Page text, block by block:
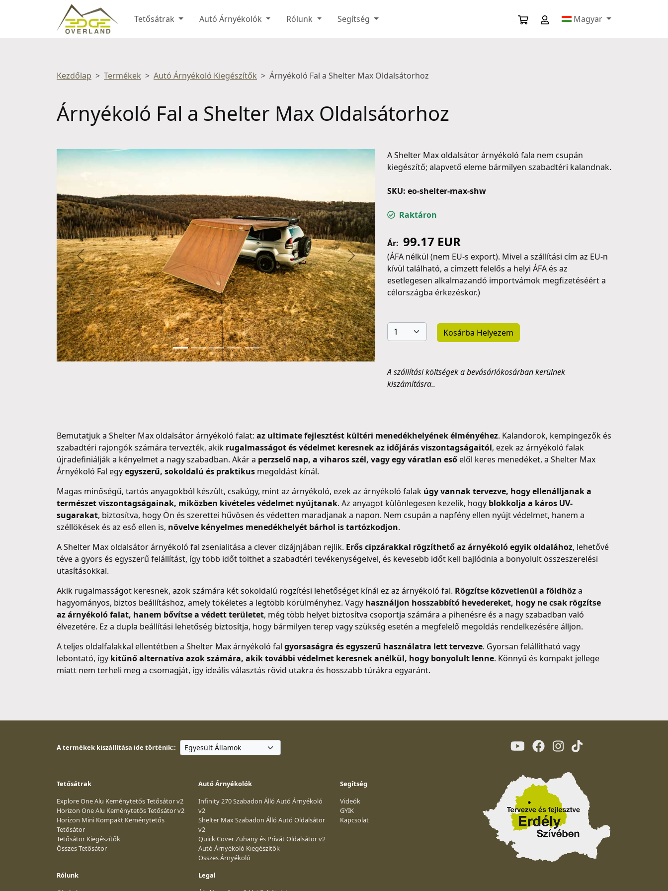
Tetősátrak Autó Árnyékolók Rólunk Segítség Magyar
Kezdőlap Termékek Autó Árnyékoló Kiegészítők Árnyékoló Fal a Shelter Max Oldalsátorhoz
Árnyékoló Fal a Shelter Max Oldalsátorhoz
Előző Következő
A Shelter Max oldalsátor árnyékoló fala nem csupán
kiegészítő; alapvető eleme bármilyen szabadtéri kalandnak.
SKU: eo-shelter-max-shw
Raktáron
Ár: 99.17 EUR
(ÁFA nélkül (nem EU-s export). Mivel a szállítási cím az EU-n
kívül található, a címzett felelős a helyi ÁFA és az
esetlegesen alkalmazandó importvámok megfizetéséért a
célországba érkezéskor.)
Kosárba Helyezem
A szállítási költségek a bevásárlókosárban kerülnek
kiszámításra..
Bemutatjuk a Shelter Max oldalsátor árnyékoló falat: az ultimate fejlesztést kültéri menedékhelyének élményéhez. Kalandorok, kempingezők és
szabadtéri rajongók számára tervezték, akik rugalmasságot és védelmet keresnek az időjárás viszontagságaitól, ezek az árnyékoló falak
újradefiniálják a kényelmet a nagy szabadban. Akár a perzselő nap, a viharos szél, vagy egy váratlan esőelől keres menedéket, a Shelter Max
Árnyékoló Fal egyegyszerű, sokoldalú és praktikus megoldást kínál.
Magas minőségű, tartós anyagokból készült, csakúgy, mint az árnyékoló, ezek az árnyékoló falak úgy vannak tervezve, hogy ellenálljanak a
természet viszontagságainak, miközben kivételes védelmet nyújtanak. Az anyagot különlegesen kezelik, hogy blokkolja a káros UV-
sugarakat, biztosítva, hogy Ön és szerettei hűvösen és védetten maradjanak a napon. Nem csupán a napfény ellen nyújt védelmet, hanem a
széllökések és az eső ellen is, növelve kényelmes menedékhelyét bárhol is tartózkodjon.
A Shelter Max oldalsátor árnyékoló fal zsenialitása a clever dizájnjában rejlik. Erős cipzárakkal rögzíthető az árnyékoló egyik oldalához, lehetővé
téve a gyors és egyszerű felállítást, így több időt tölthet a szabadtéri tevékenységeivel, és kevesebb időt kell bajlódnia a bonyolult összeszerelési
utasításokkal.
Akik rugalmasságot keresnek, azok számára két sokoldalú rögzítési lehetőséget kínál ez az árnyékoló fal. Rögzítse közvetlenül a földhöza
hagyományos, biztos beállításhoz, amely tökéletes a legtöbb körülményhez. Vagy használjon hosszabbító hevedereket, hogy ne csak rögzítse
az árnyékoló falat, hanem bővítse a védett területet, még több helyet biztosítva csoportja számára a pihenésre és a nagy szabadban való
élvezetére. Ez a dupla beállítási lehetőség biztosítja, hogy bármilyen terep vagy szükség esetén a megfelelő megoldás rendelkezésére álljon.
A teljes oldalfalakkal ellentétben a Shelter Max árnyékoló fal gyorsaságra és egyszerű használatra lett tervezve. Gyorsan felállítható vagy
lebontató, így kitűnő alternatíva azok számára, akik további védelmet keresnek anélkül, hogy bonyolult lenne. Könnyű és kompakt jellege
miatt nem terheli meg a csomagját, így ideális választás rövid utakra és hosszabb túrákra egyaránt.
A termékek kiszállítása ide történik::
Tetősátrak
Explore One Alu Keménytetős Tetősátor v2
Horizon One Alu Keménytetős Tetősátor v2
Horizon Mini Kompakt Keménytetős
Tetősátor
Tetősátor Kiegészítők
Összes Tetősátor
Autó Árnyékolók
Infinity 270 Szabadon Álló Autó Árnyékoló
v2
Shelter Max Szabadon Álló Autó Oldalsátor
v2
Quick Cover Zuhany és Privát Oldalsátor v2
Autó Árnyékoló Kiegészítők
Összes Árnyékoló
Segítség
Videók
GYIK
Kapcsolat
Rólunk
Legal